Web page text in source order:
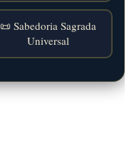
📜 Sabedoria Sagrada
Universal